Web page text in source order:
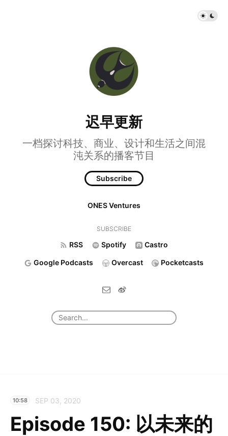
迟早更新
一档探讨科技、商业、设计和生活之间混
沌关系的播客节目
Subscribe
ONES Ventures
SUBSCRIBE
RSS Spotify Castro
Google Podcasts Overcast Pocketcasts
10:58 SEP 03, 2020
Episode 150: 以未来的